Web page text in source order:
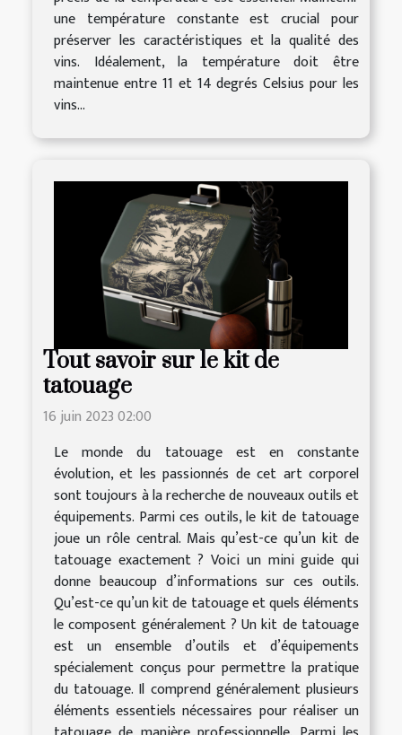
une température constante est crucial pour
préserver les caractéristiques et la qualité des
vins. Idéalement, la température doit être
maintenue entre 11 et 14 degrés Celsius pour les
vins...
Tout savoir sur le kit de
tatouage
16 juin 2023 02:00
Le monde du tatouage est en constante
évolution, et les passionnés de cet art corporel
sont toujours à la recherche de nouveaux outils et
équipements. Parmi ces outils, le kit de tatouage
joue un rôle central. Mais qu’est-ce qu’un kit de
tatouage exactement ? Voici un mini guide qui
donne beaucoup d’informations sur ces outils.
Qu’est-ce qu’un kit de tatouage et quels éléments
le composent généralement ? Un kit de tatouage
est un ensemble d’outils et d’équipements
spécialement conçus pour permettre la pratique
du tatouage. Il comprend généralement plusieurs
éléments essentiels nécessaires pour réaliser un